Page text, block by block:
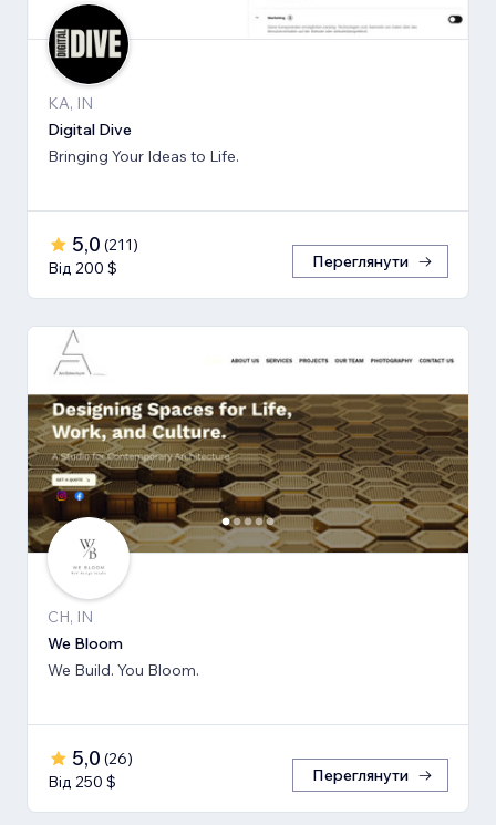
KA, IN
Digital Dive
Bringing Your Ideas to Life.
5,0 (211)
Від 200 $
Переглянути
CH, IN
We Bloom
We Build. You Bloom.
5,0 (26)
Від 250 $
Переглянути